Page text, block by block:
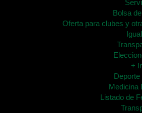
Bolsa
Oferta para clubes y
+
Medicina
Listado de